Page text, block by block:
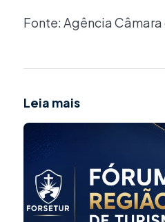
Fonte: Agência
Leia mais